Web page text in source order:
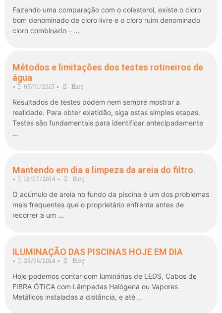
Fazendo uma comparação com o colesterol, existe o cloro
bom denominado de cloro livre e o cloro ruim denominado
cloro combinado – …
Métodos e limitações dos testes rotineiros de
água
• 05/01/2015 • Blog
Resultados de testes podem nem sempre mostrar a
realidade. Para obter exatidão, siga estas simples etapas.
Testes são fundamentais para identificar antecipadamente
…
Mantendo em dia a limpeza da areia do filtro.
• 18/07/2014 • Blog
O acúmulo de areia no fundo da piscina é um dos problemas
mais frequentes que o proprietário enfrenta antes de
recorrer a um …
ILUMINAÇÃO DAS PISCINAS HOJE EM DIA
• 25/06/2014 • Blog
Hoje podemos contar com luminárias de LEDS, Cabos de
FIBRA ÓTICA com Lâmpadas Halógena ou Vapores
Metálicos instaladas a distância, e até …